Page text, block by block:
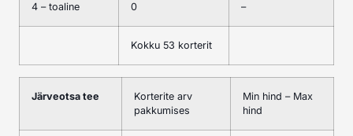
4 – toaline 0 –
Kokku 53 korterit
Järveotsa tee
Korterite arv
pakkumises
Min hind – Max
hind